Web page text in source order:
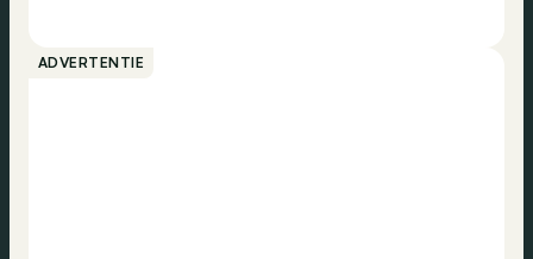
ADVERTENTIE